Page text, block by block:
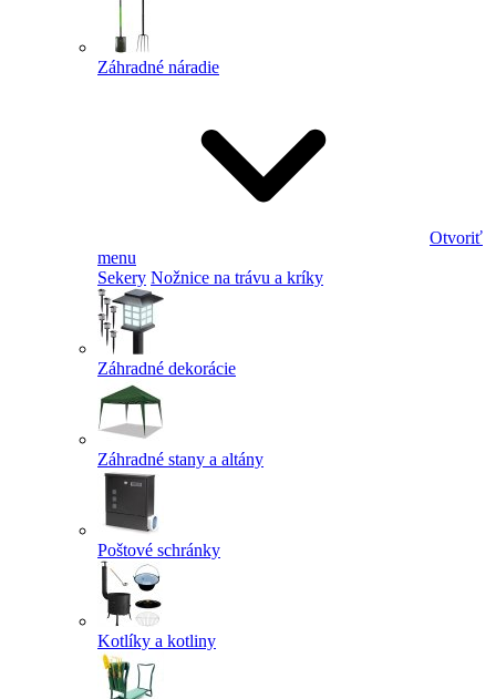
Záhradné náradie
Otvoriť
menu
Sekery Nožnice na trávu a kríky
Záhradné dekorácie
Záhradné stany a altány
Poštové schránky
Kotlíky a kotliny